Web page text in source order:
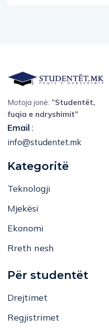
Motoja jonë: ”Studentët,
fuqia e ndryshimit”
Email:
info@studentet.mk
Kategoritë
Teknologji
Mjekësi
Ekonomi
Rreth nesh
Për studentët
Drejtimet
Regjistrimet